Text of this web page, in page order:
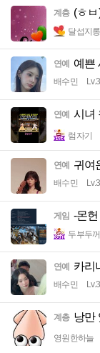
계층 (ㅎ
달섭지롱
연예 예쁜
배수민
연예 시녀
럼자기
연예 귀여
배수민
게임 -몬
두부두
연예 카리
배수민
계층 낭만
영원한하늘